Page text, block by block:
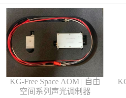
KG-Free Space AOM | 自由
空间系列声光调制器